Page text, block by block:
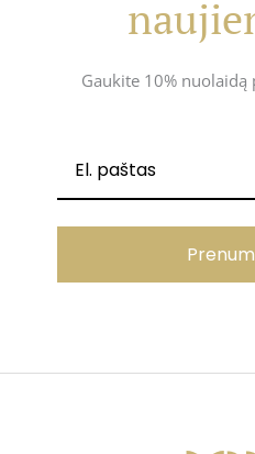
Gaukite 10%